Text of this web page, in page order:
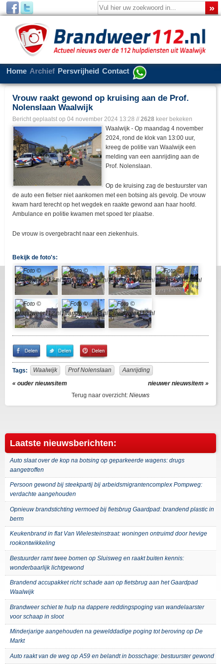
Home Archief Persvrijheid Contact
Vrouw raakt gewond op kruising aan de Prof.
Nolenslaan Waalwijk
Bericht geplaatst op 04 november 2024 13:28 // 2628 keer bekeken
Waalwijk - Op maandag 4 november
2024, rond de klok van 13:00 uur,
kreeg de politie van Waalwijk een
melding van een aanrijding aan de
Prof. Nolenslaan.
Op de kruising zag de bestuurster van
de auto een fietser niet aankomen met een botsing als gevolg. De vrouw
kwam hard terecht op het wegdek en raakte gewond aan haar hoofd.
Ambulance en politie kwamen met spoed ter plaatse.
De vrouw is overgebracht naar een ziekenhuis.
Bekijk de foto's:
Share
on
Facebook
Share
on
Twitter
Pin
It!
Tags: Waalwijk Prof Nolenslaan
Aanrijding
« ouder nieuwsitem
nieuwer nieuwsitem »
Terug naar overzicht: Nieuws
Laatste nieuwsberichten:
Auto slaat over de kop na botsing op geparkeerde wagens: drugs
aangetroffen
Persoon gewond bij steekpartij bij arbeidsmigrantencomplex Pompweg:
verdachte aangehouden
Opnieuw brandstichting vermoed bij fietsbrug Gaardpad: brandend plastic in
berm
Keukenbrand in flat Van Wielesteinstraat: woningen ontruimd door hevige
rookontwikkeling
Bestuurder ramt twee bomen op Sluisweg en raakt buiten kennis:
wonderbaarlijk lichtgewond
Brandend accupakket richt schade aan op fietsbrug aan het Gaardpad
Waalwijk
Brandweer schiet te hulp na dappere reddingspoging van wandelaarster
voor schaap in sloot
Minderjarige aangehouden na gewelddadige poging tot beroving op De
Markt
Auto raakt van de weg op A59 en belandt in bosschage: bestuurster gewond